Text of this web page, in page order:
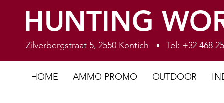
Zilverbergstraat 5, 2550 Kontich ▪ Tel: +32 468
HUNTING
HOME AMMO PROMO OUTDOOR